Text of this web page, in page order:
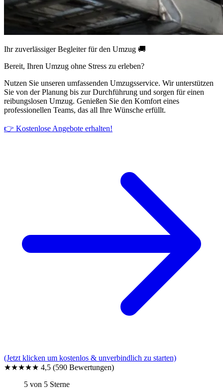
Ihr zuverlässiger Begleiter für den Umzug 🚚
Bereit, Ihren Umzug ohne Stress zu erleben?
Nutzen Sie unseren umfassenden Umzugsservice. Wir unterstützen
Sie von der Planung bis zur Durchführung und sorgen für einen
reibungslosen Umzug. Genießen Sie den Komfort eines
professionellen Teams, das all Ihre Wünsche erfüllt.
👉 Kostenlose Angebote erhalten!
(Jetzt klicken um kostenlos & unverbindlich zu starten)
★★★★★ 4,5 (590 Bewertungen)
5 von 5 Sterne